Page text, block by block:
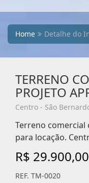
Home Detalhe do
TERRENO
PROJETO
Centro - São
Terreno comercial
para locação.
R$ 29.900,00
REF. TM-0020